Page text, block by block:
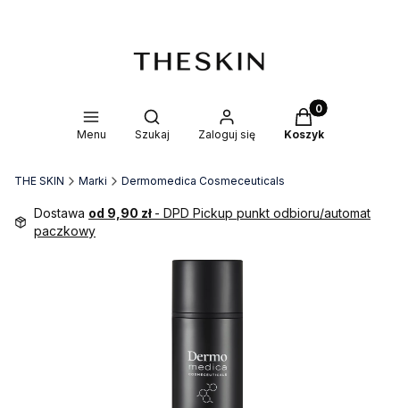
Menu
Otwórz wyszukiwarkę
Szukaj Zaloguj się
Produkty w
Koszyk
THE SKIN Marki Dermomedica Cosmeceuticals
Dostawa od 9,90 zł - DPD Pickup punkt odbioru/automat
paczkowy